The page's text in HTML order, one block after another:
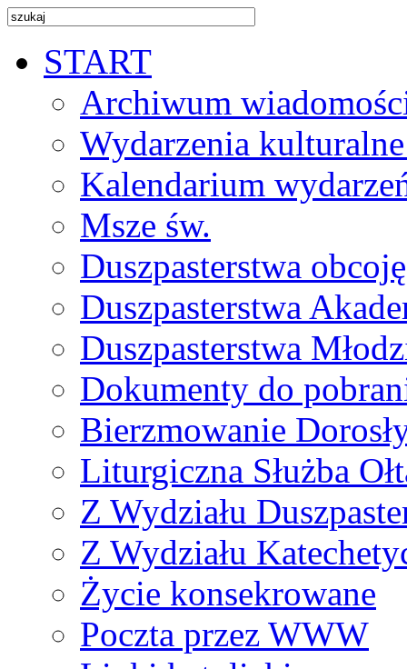
START
Archiwum
Wydarzenia
Kalendarium
Msze św.
Duszpasterstwa
Duszpasterstwa
Duszpasterstwa
Dokumenty do
Bierzmowanie
Liturgiczna Służba
Z Wydziału
Z Wydziału
Życie konsekrowane
Poczta przez WWW